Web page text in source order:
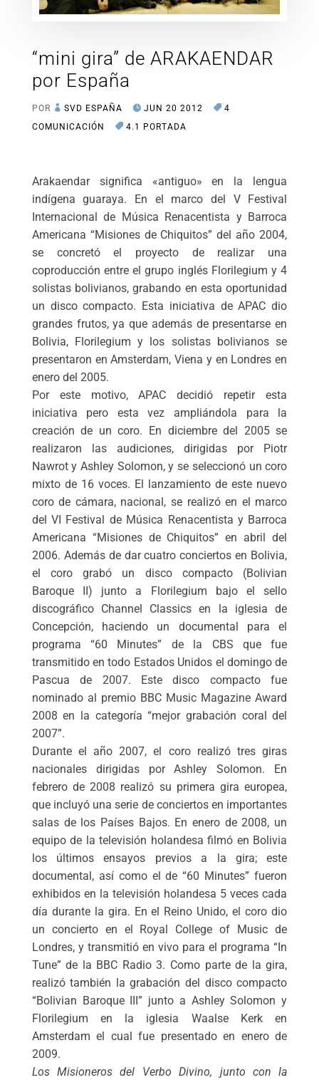
“mini gira” de ARAKAENDAR
por España
POR SVD ESPAÑA JUN 20 2012
4
COMUNICACIÓN
4.1 PORTADA
Arakaendar significa «antiguo» en la lengua
indígena guaraya. En el marco del V Festival
Internacional de Música Renacentista y Barroca
Americana “Misiones de Chiquitos” del año 2004,
se concretó el proyecto de realizar una
coproducción entre el grupo inglés Florilegium y 4
solistas bolivianos, grabando en esta oportunidad
un disco compacto. Esta iniciativa de APAC dio
grandes frutos, ya que además de presentarse en
Bolivia, Florilegium y los solistas bolivianos se
presentaron en Amsterdam, Viena y en Londres en
enero del 2005.
Por este motivo, APAC decidió repetir esta
iniciativa pero esta vez ampliándola para la
creación de un coro. En diciembre del 2005 se
realizaron las audiciones, dirigidas por Piotr
Nawrot y Ashley Solomon, y se seleccionó un coro
mixto de 16 voces. El lanzamiento de este nuevo
coro de cámara, nacional, se realizó en el marco
del VI Festival de Música Renacentista y Barroca
Americana “Misiones de Chiquitos” en abril del
2006. Además de dar cuatro conciertos en Bolivia,
el coro grabó un disco compacto (Bolivian
Baroque II) junto a Florilegium bajo el sello
discográfico Channel Classics en la iglesia de
Concepción, haciendo un documental para el
programa “60 Minutes” de la CBS que fue
transmitido en todo Estados Unidos el domingo de
Pascua de 2007. Este disco compacto fue
nominado al premio BBC Music Magazine Award
2008 en la categoría “mejor grabación coral del
2007”.
Durante el año 2007, el coro realizó tres giras
nacionales dirigidas por Ashley Solomon. En
febrero de 2008 realizó su primera gira europea,
que incluyó una serie de conciertos en importantes
salas de los Países Bajos. En enero de 2008, un
equipo de la televisión holandesa filmó en Bolivia
los últimos ensayos previos a la gira; este
documental, así como el de “60 Minutes” fueron
exhibidos en la televisión holandesa 5 veces cada
día durante la gira. En el Reino Unido, el coro dio
un concierto en el Royal College of Music de
Londres, y transmitió en vivo para el programa “In
Tune” de la BBC Radio 3. Como parte de la gira,
realizó también la grabación del disco compacto
“Bolivian Baroque III” junto a Ashley Solomon y
Florilegium en la iglesia Waalse Kerk en
Amsterdam el cual fue presentado en enero de
2009.
Los Misioneros del Verbo Divino, junto con la